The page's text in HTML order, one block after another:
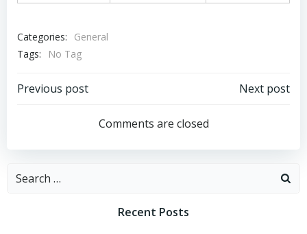
Categories:
General
Tags:
No Tag
Post
navigation
Previous post
navigation
Next post
Comments are closed
Search
Recent Posts